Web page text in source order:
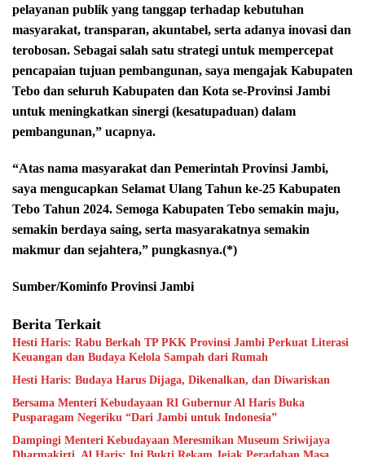
pelayanan publik yang tanggap terhadap kebutuhan
masyarakat, transparan, akuntabel, serta adanya inovasi dan
terobosan. Sebagai salah satu strategi untuk mempercepat
pencapaian tujuan pembangunan, saya mengajak Kabupaten
Tebo dan seluruh Kabupaten dan Kota se-Provinsi Jambi
untuk meningkatkan sinergi (kesatupaduan) dalam
pembangunan,” ucapnya.
“Atas nama masyarakat dan Pemerintah Provinsi Jambi,
saya mengucapkan Selamat Ulang Tahun ke-25 Kabupaten
Tebo Tahun 2024. Semoga Kabupaten Tebo semakin maju,
semakin berdaya saing, serta masyarakatnya semakin
makmur dan sejahtera,” pungkasnya.(*)
Sumber/Kominfo Provinsi Jambi
Berita Terkait
Hesti Haris: Rabu Berkah TP PKK Provinsi Jambi Perkuat Literasi
Keuangan dan Budaya Kelola Sampah dari Rumah
Hesti Haris: Budaya Harus Dijaga, Dikenalkan, dan Diwariskan
Bersama Menteri Kebudayaan RI Gubernur Al Haris Buka
Pusparagam Negeriku “Dari Jambi untuk Indonesia”
Dampingi Menteri Kebudayaan Meresmikan Museum Sriwijaya